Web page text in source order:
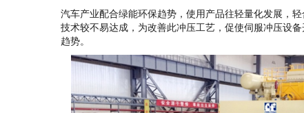
汽车产业配合绿能环保趋势，使用产品往轻量化发展，
技术较不易达成，为改善此冲压工艺，促使伺服冲压设
趋势。